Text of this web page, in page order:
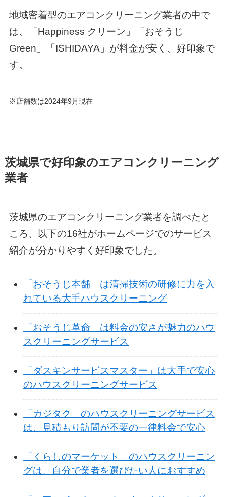
地域密着型のエアコンクリーニング業者の中で
は、「Happiness クリーン」「おそうじ
Green」「ISHIDAYA」が料金が安く、好印象で
す。
※店舗数は2024年9月現在
茨城県で好印象のエアコンクリーニング
業者
茨城県のエアコンクリーニング業者を調べたと
ころ、以下の16社がホームページでのサービス
紹介が分かりやすく好印象でした。
「おそうじ本舗」は清掃技術の研修に力を入
れている大手ハウスクリーニング
「おそうじ革命」は料金の安さが魅力のハウ
スクリーニングサービス
「ダスキンサービスマスター」は大手で安心
のハウスクリーニングサービス
「カジタク」のハウスクリーニングサービス
は、見積もり訪問が不要の一律料金で安心
「くらしのマーケット」のハウスクリーニン
グは、自分で業者を選びたい人におすすめ